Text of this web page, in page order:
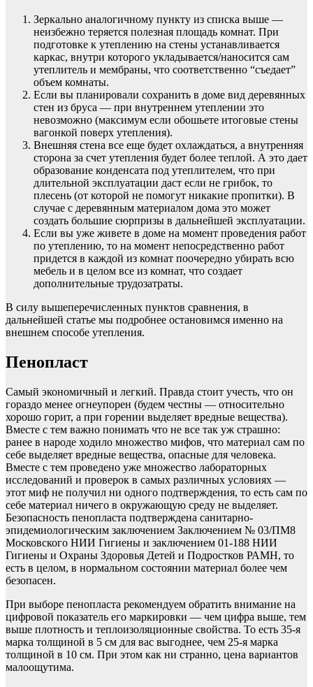
Зеркально аналогичному пункту из списка выше —
неизбежно теряется полезная площадь комнат. При
подготовке к утеплению на стены устанавливается
каркас, внутри которого укладывается/наносится сам
утеплитель и мембраны, что соответственно “съедает”
объем комнаты.
Если вы планировали сохранить в доме вид деревянных
стен из бруса — при внутреннем утеплении это
невозможно (максимум если обошьете итоговые стены
вагонкой поверх утепления).
Внешняя стена все еще будет охлаждаться, а внутренняя
сторона за счет утепления будет более теплой. А это дает
образование конденсата под утеплителем, что при
длительной эксплуатации даст если не грибок, то
плесень (от которой не помогут никакие пропитки). В
случае с деревянным материалом дома это может
создать большие сюрпризы в дальнейшей эксплуатации.
Если вы уже живете в доме на момент проведения работ
по утеплению, то на момент непосредственно работ
придется в каждой из комнат поочередно убирать всю
мебель и в целом все из комнат, что создает
дополнительные трудозатраты.
В силу вышеперечисленных пунктов сравнения, в
дальнейшей статье мы подробнее остановимся именно на
внешнем способе утепления.
Пенопласт
Самый экономичный и легкий. Правда стоит учесть, что он
гораздо менее огнеупорен (будем честны — относительно
хорошо горит, а при горении выделяет вредные вещества).
Вместе с тем важно понимать что не все так уж страшно:
ранее в народе ходило множество мифов, что материал сам по
себе выделяет вредные вещества, опасные для человека.
Вместе с тем проведено уже множество лабораторных
исследований и проверок в самых различных условиях —
этот миф не получил ни одного подтверждения, то есть сам по
себе материал ничего в окружающую среду не выделяет.
Безопасность пенопласта подтверждена санитарно-
эпидемиологическим заключением Заключением № 03/ПМ8
Московского НИИ Гигиены и заключением 01-188 НИИ
Гигиены и Охраны Здоровья Детей и Подростков РАМН, то
есть в целом, в нормальном состоянии материал более чем
безопасен.
При выборе пенопласта рекомендуем обратить внимание на
цифровой показатель его маркировки — чем цифра выше, тем
выше плотность и теплоизоляционные свойства. То есть 35-я
марка толщиной в 5 см для вас выгоднее, чем 25-я марка
толщиной в 10 см. При этом как ни странно, цена вариантов
малоощутима.